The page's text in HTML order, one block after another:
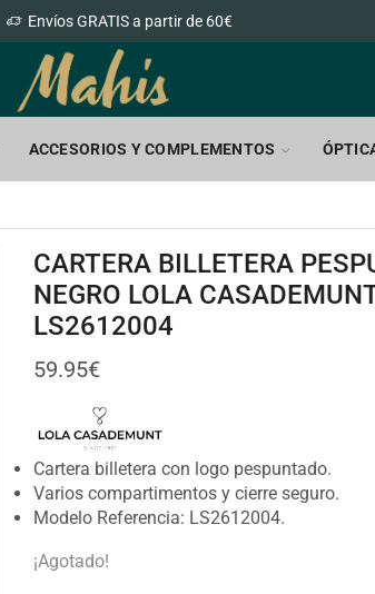
Envíos GRATIS a partir de 60€
ACCESORIOS Y COMPLEMENTOS
CARTERA BILLETERA
NEGRO LOLA
LS2612004
59.95€
Cartera billetera con logo pespuntado.
Varios compartimentos y cierre seguro.
Modelo Referencia: LS2612004.
¡Agotado!